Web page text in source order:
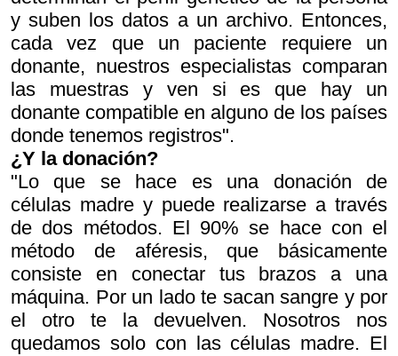
y suben los datos a un archivo. Entonces,
cada vez que un paciente requiere un
donante, nuestros especialistas comparan
las muestras y ven si es que hay un
donante compatible en alguno de los países
donde tenemos registros".
¿Y la donación?
"Lo que se hace es una donación de
células madre y puede realizarse a través
de dos métodos. El 90% se hace con el
método de aféresis, que básicamente
consiste en conectar tus brazos a una
máquina. Por un lado te sacan sangre y por
el otro te la devuelven. Nosotros nos
quedamos solo con las células madre. El